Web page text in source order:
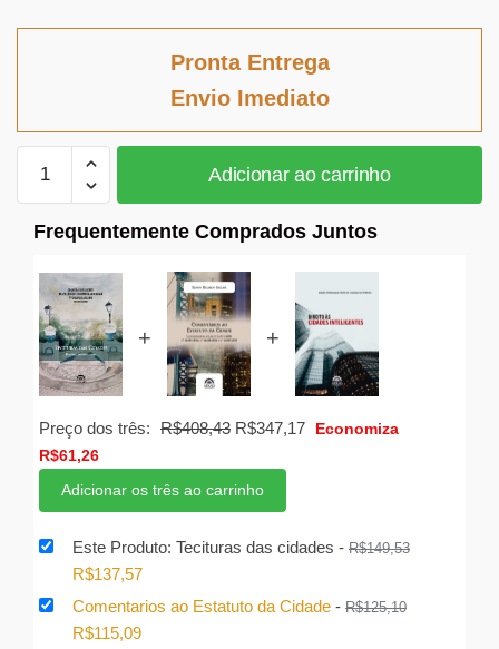
atual
Pronta Entrega
Envio Imediato
das
quantidade
Adicionar ao carrinho
Frequentemente Comprados Juntos
+ +
Preço dos três: R$408,43 O
original
R$347,17OEconomiza
R$61,26
Adicionar os três ao carrinho
Este Produto: Tecituras das cidades - R$149,53
O
preço
original
R$137,57O
preço
Comentarios ao Estatuto da Cidade - R$125,10
O
R$115,09O